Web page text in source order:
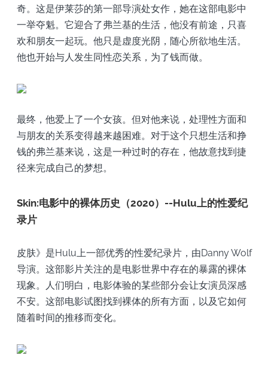
奇。这是伊莱莎的第一部导演处女作，她在这部电影中
一举夺魁。它迎合了弗兰基的生活，他没有前途，只喜
欢和朋友一起玩。他只是虚度光阴，随心所欲地生活。
他也开始与人发生同性恋关系，为了钱而做。
最终，他爱上了一个女孩。但对他来说，处理性方面和
与朋友的关系变得越来越困难。对于这个只想生活和挣
钱的弗兰基来说，这是一种过时的存在，他故意找到捷
径来完成自己的梦想。
Skin:电影中的裸体历史（2020）--Hulu上的性爱纪
录片
皮肤》是Hulu上一部优秀的性爱纪录片，由Danny Wolf
导演。这部影片关注的是电影世界中存在的暴露的裸体
现象。人们明白，电影体验的某些部分会让女演员深感
不安。这部电影试图找到裸体的所有方面，以及它如何
随着时间的推移而变化。